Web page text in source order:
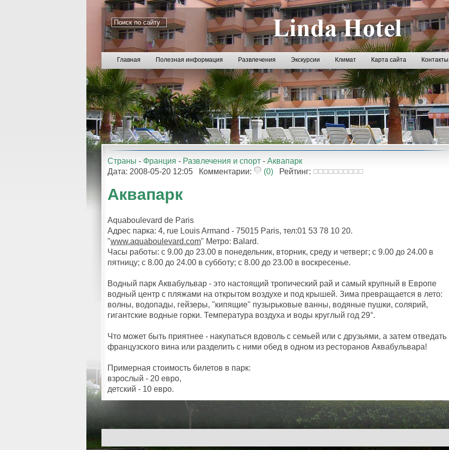
Главная Полезная информация Развлечения Экскурсии Климат Карта сайта Контакты
Страны - Франция - Развлечения и спорт - Аквапарк
Дата: 2008-05-20 12:05 Комментарии:
(0) Рейтинг:
Аквапарк
Aquaboulevard de Paris
Адрес парка: 4, rue Louis Armand - 75015 Paris, тел:01 53 78 10 20.
"www.aquaboulevard.com" Метро: Balard.
Часы работы: с 9.00 до 23.00 в понедельник, вторник, среду и четверг; с 9.00 до 24.00 в
пятницу; с 8.00 до 24.00 в субботу; с 8.00 до 23.00 в воскресенье.
Водный парк Аквабульвар - это настоящий тропический рай и самый крупный в Европе
водный центр с пляжами на открытом воздухе и под крышей. Зима превращается в лето:
волны, водопады, гейзеры, "кипящие" пузырьковые ванны, водяные пушки, солярий,
гигантские водные горки. Температура воздуха и воды круглый год 29°.
Что может быть приятнее - накупаться вдоволь с семьей или с друзьями, а затем отведать
французского вина или разделить с ними обед в одном из ресторанов Аквабульвара!
Примерная стоимость билетов в парк:
взрослый - 20 евро,
детский - 10 евро.